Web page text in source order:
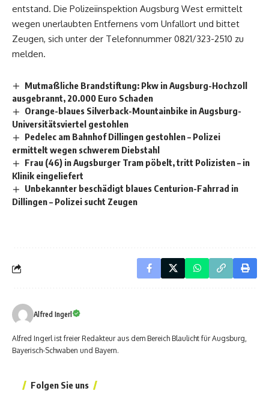
entstand. Die Polizeiinspektion Augsburg West ermittelt
wegen unerlaubten Entfernens vom Unfallort und bittet
Zeugen, sich unter der Telefonnummer 0821/323-2510 zu
melden.
Mutmaßliche Brandstiftung: Pkw in Augsburg-Hochzoll
ausgebrannt, 20.000 Euro Schaden
Orange-blaues Silverback-Mountainbike in Augsburg-
Universitätsviertel gestohlen
Pedelec am Bahnhof Dillingen gestohlen – Polizei
ermittelt wegen schwerem Diebstahl
Frau (46) in Augsburger Tram pöbelt, tritt Polizisten – in
Klinik eingeliefert
Unbekannter beschädigt blaues Centurion-Fahrrad in
Dillingen – Polizei sucht Zeugen
Alfred Ingerl
Alfred Ingerl ist freier Redakteur aus dem Bereich Blaulicht für Augsburg,
Bayerisch-Schwaben und Bayern.
Folgen Sie uns